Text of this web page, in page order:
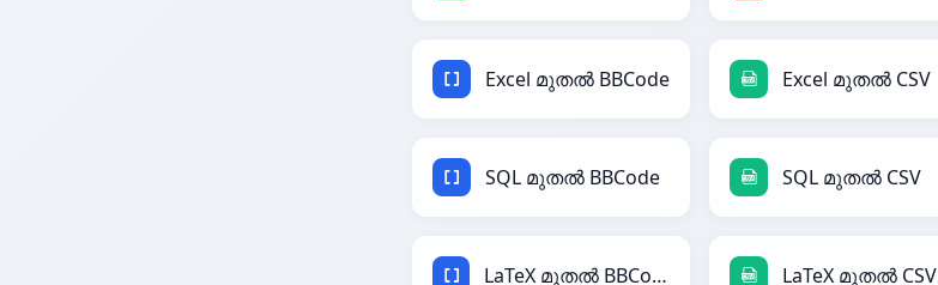
Excel മുതൽ BBCode Excel മുതൽ CSV
SQL മുതൽ BBCode SQL മുതൽ CSV
LaTeX മുതൽ BBCode LaTeX മുതൽ CSV